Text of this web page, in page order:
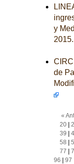
y
de
«
20|
39
58
77
96
97